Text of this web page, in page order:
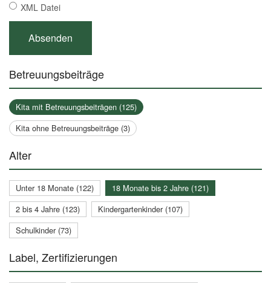
XML Datei
Betreuungsbeiträge
Kita mit Betreuungsbeiträgen (125)
Kita ohne Betreuungsbeiträge (3)
Alter
Unter 18 Monate (122)
18 Monate bis 2 Jahre (121)
2 bis 4 Jahre (123)
Kindergartenkinder (107)
Schulkinder (73)
Label, Zertifizierungen